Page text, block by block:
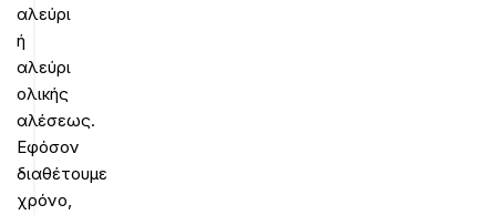
αλεύρι
ή
αλεύρι
ολικής
αλέσεως.
Εφόσον
διαθέτουμε
χρόνο,